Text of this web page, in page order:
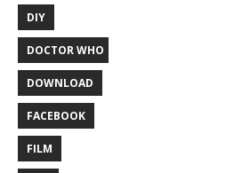
DIY
DOCTOR WHO
DOWNLOAD
FACEBOOK
FILM